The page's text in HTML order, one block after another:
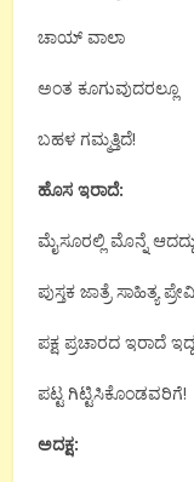
ಚಾಯ್ ವಾಲಾ
ಅಂತ ಕೂಗುವುದರಲ್ಲೂ
ಬಹಳ ಗಮ್ಮತ್ತಿದೆ!
ಹೊಸ ಇರಾದೆ:
ಮೈಸೂರಲ್ಲಿ ಮೊನ್ನೆ ಆದದ್ದು
ಪುಸ್ತಕ ಜಾತ್ರೆ ಸಾಹಿತ್ಯ
ಪಕ್ಷ ಪ್ರಚಾರದ ಇರಾದೆ
ಪಟ್ಟ ಗಿಟ್ಟಿಸಿಕೊಂಡವರಿಗೆ!
ಅದಕ್ಷ: